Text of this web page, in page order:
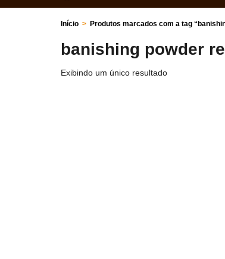
Início > Produtos marcados com a tag
banishing powder
Exibindo um único resultado